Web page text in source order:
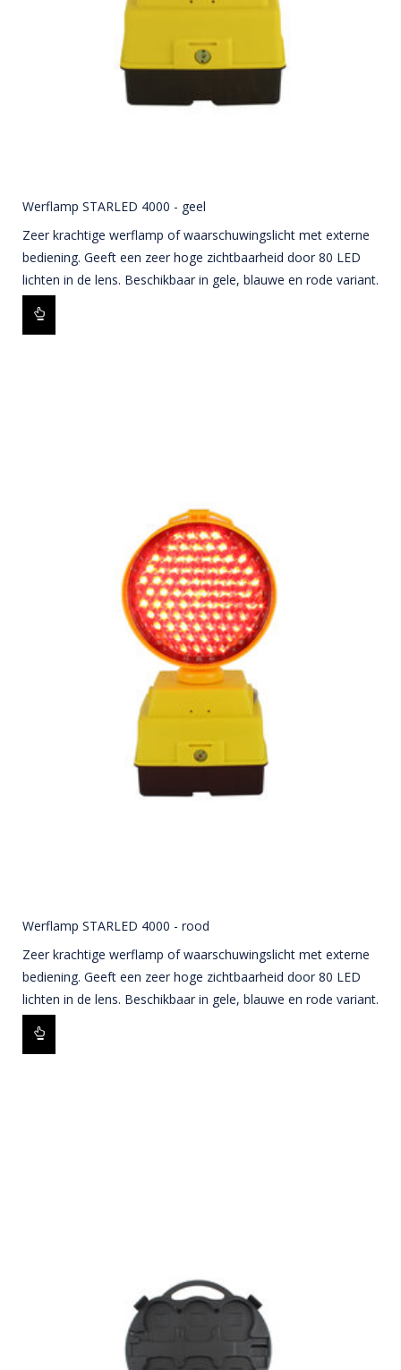
Werflamp STARLED 4000 - geel
Zeer krachtige werflamp of waarschuwingslicht met externe
bediening. Geeft een zeer hoge zichtbaarheid door 80 LED
lichten in de lens. Beschikbaar in gele, blauwe en rode variant.
Werflamp STARLED 4000 - rood
Zeer krachtige werflamp of waarschuwingslicht met externe
bediening. Geeft een zeer hoge zichtbaarheid door 80 LED
lichten in de lens. Beschikbaar in gele, blauwe en rode variant.